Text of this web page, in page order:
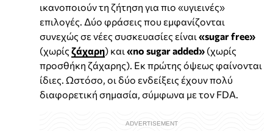
ικανοποιούν τη ζήτηση για πιο «υγιεινές»
επιλογές. Δύο φράσεις που εμφανίζονται
συνεχώς σε νέες συσκευασίες είναι «sugar free»
(χωρίς ζάχαρη) και «no sugar added» (χωρίς
προσθήκη ζάχαρης). Εκ πρώτης όψεως φαίνονται
ίδιες. Ωστόσο, οι δύο ενδείξεις έχουν πολύ
διαφορετική σημασία, σύμφωνα με τον FDA.